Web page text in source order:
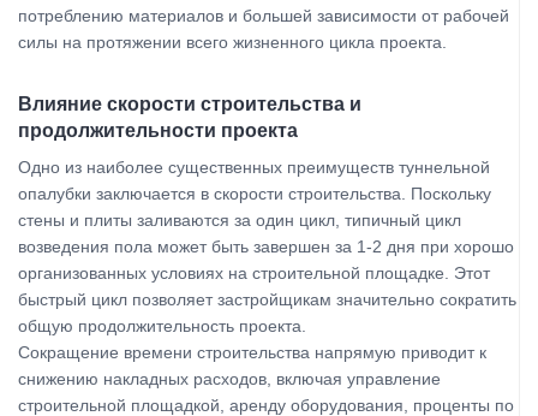
потреблению материалов и большей зависимости от рабочей
силы на протяжении всего жизненного цикла проекта.
Влияние скорости строительства и
продолжительности проекта
Одно из наиболее существенных преимуществ туннельной
опалубки заключается в скорости строительства. Поскольку
стены и плиты заливаются за один цикл, типичный цикл
возведения пола может быть завершен за 1-2 дня при хорошо
организованных условиях на строительной площадке. Этот
быстрый цикл позволяет застройщикам значительно сократить
общую продолжительность проекта.
Сокращение времени строительства напрямую приводит к
снижению накладных расходов, включая управление
строительной площадкой, аренду оборудования, проценты по